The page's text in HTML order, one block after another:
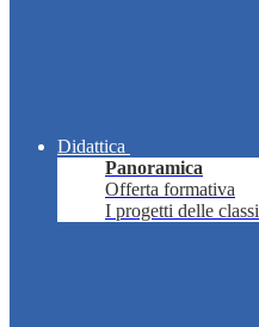
Didattica
Panoramica
Offerta formativa
I progetti delle classi